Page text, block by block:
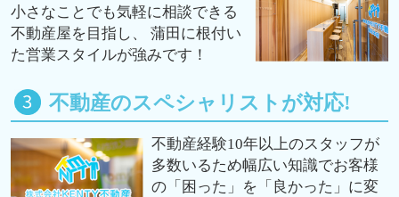
小さなことでも気軽に相談できる
不動産屋を目指し、 蒲田に根付い
た営業スタイルが強みです！
不動産のスペシャリストが対応!
不動産経験10年以上のスタッフが
多数いるため幅広い知識でお客様
の「困った」を「良かった」に変